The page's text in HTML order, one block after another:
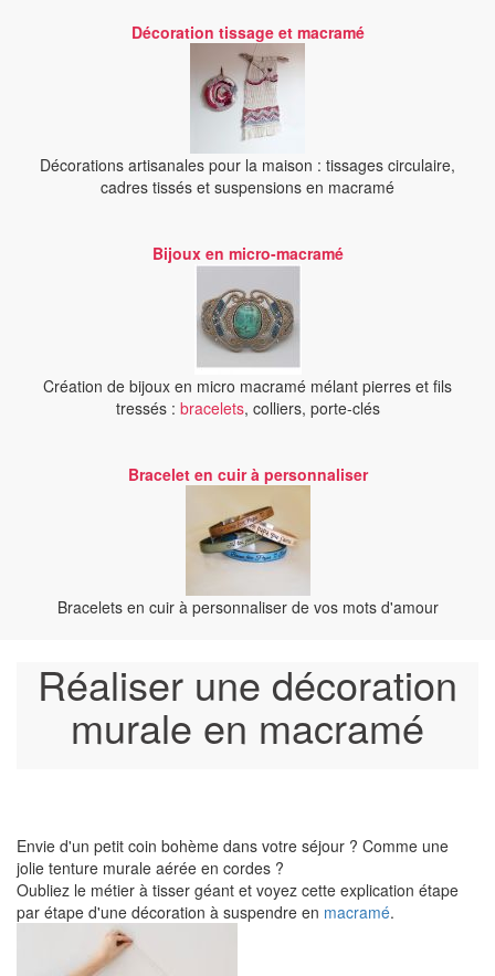
Décoration tissage et macramé
Décorations artisanales pour la maison : tissages circulaire,
cadres tissés et suspensions en macramé
Bijoux en micro-macramé
Création de bijoux en micro macramé mélant pierres et fils
tressés : bracelets, colliers, porte-clés
Bracelet en cuir à personnaliser
Bracelets en cuir à personnaliser de vos mots d'amour
Réaliser une décoration
murale en macramé
Envie d'un petit coin bohème dans votre séjour ? Comme une
jolie tenture murale aérée en cordes ?
Oubliez le métier à tisser géant et voyez cette explication étape
par étape d'une décoration à suspendre en macramé.